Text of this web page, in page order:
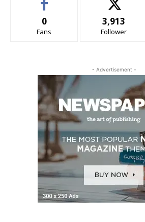
0
Fans
3,913
Follower
- Advertisement -